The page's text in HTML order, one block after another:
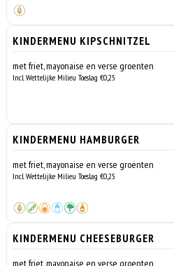
KINDERMENU KIPSCHNITZEL
met friet, mayonaise en verse groenten
Incl. Wettelijke Milieu Toeslag €0,25
KINDERMENU HAMBURGER
met friet, mayonaise en verse groenten
Incl. Wettelijke Milieu Toeslag €0,25
KINDERMENU CHEESEBURGER
met friet, mayonaise en verse groenten